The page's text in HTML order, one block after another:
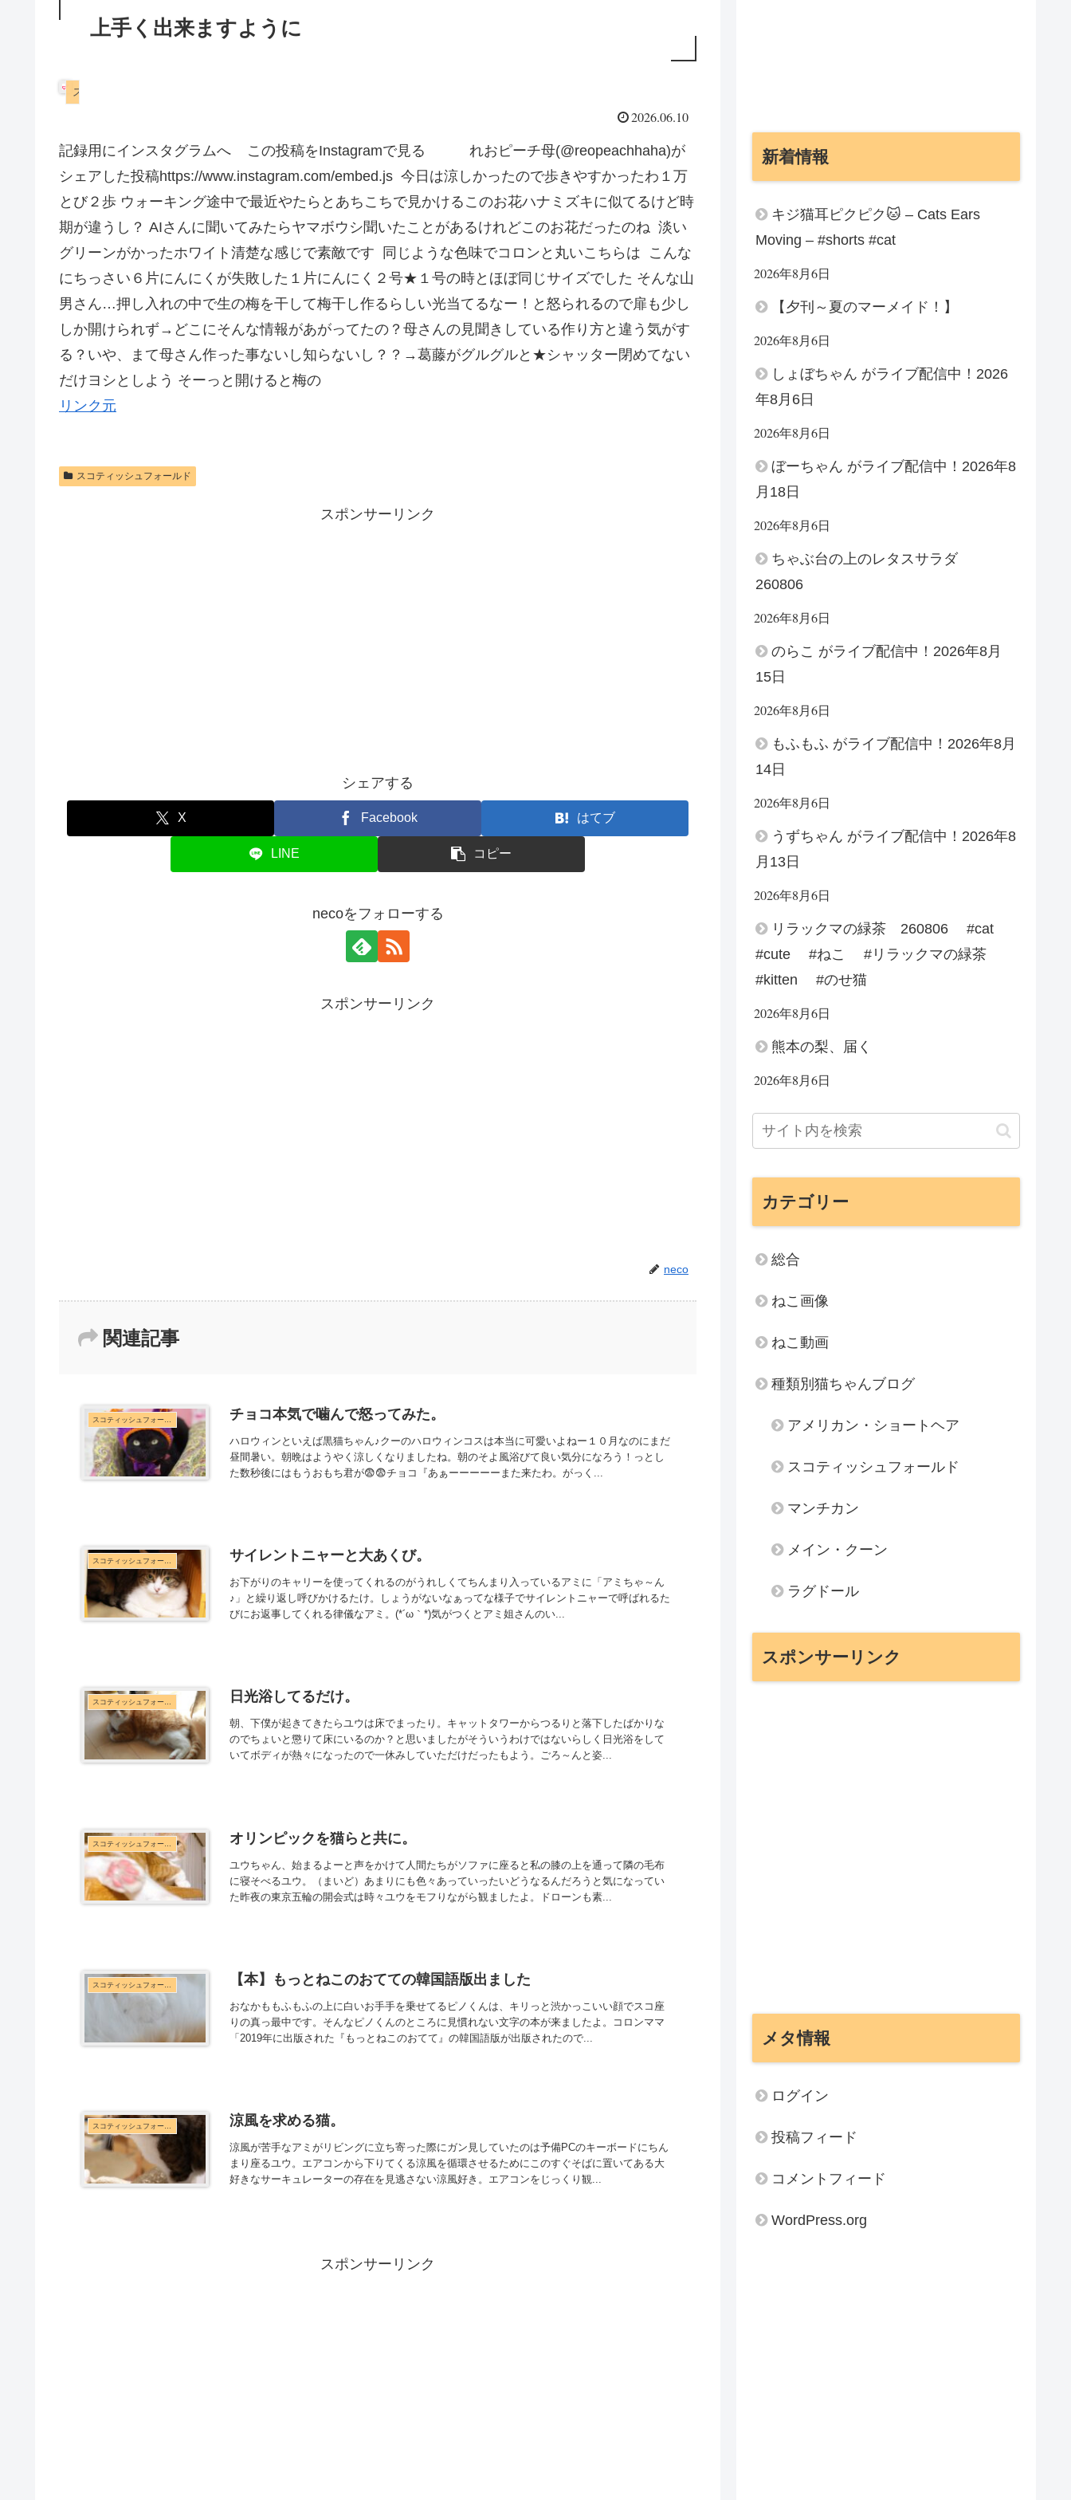
上手く出来ますように
スコティッシュフォールド
2026.06.10
記録用にインスタグラムへ この投稿をInstagramで見る れおピーチ母(@reopeachhaha)が
シェアした投稿https://www.instagram.com/embed.js 今日は涼しかったので歩きやすかったわ１万
とび２歩 ウォーキング途中で最近やたらとあちこちで見かけるこのお花ハナミズキに似てるけど時
期が違うし？ AIさんに聞いてみたらヤマボウシ聞いたことがあるけれどこのお花だったのね 淡い
グリーンがかったホワイト清楚な感じで素敵です 同じような色味でコロンと丸いこちらは こんな
にちっさい６片にんにくが失敗した１片にんにく２号★１号の時とほぼ同じサイズでした そんな山
男さん…押し入れの中で生の梅を干して梅干し作るらしい光当てるなー！と怒られるので扉も少し
しか開けられず→どこにそんな情報があがってたの？母さんの見聞きしている作り方と違う気がす
る？いや、まて母さん作った事ないし知らないし？？→葛藤がグルグルと★シャッター閉めてない
だけヨシとしよう そーっと開けると梅の
リンク元
スコティッシュフォールド
スポンサーリンク
シェアする
X Facebook はてブ
LINE コピー
necoをフォローする
スポンサーリンク
neco
関連記事
チョコ本気で噛んで怒ってみた。
ハロウィンといえば黒猫ちゃん♪クーのハロウィンコスは本当に可愛いよねー１０月なのにまだ
昼間暑い。朝晩はようやく涼しくなりましたね。朝のそよ風浴びて良い気分になろう！っとし
た数秒後にはもうおもち君が😨😨チョコ『あぁーーーーーまた来たわ。がっく...
サイレントニャーと大あくび。
お下がりのキャリーを使ってくれるのがうれしくてちんまり入っているアミに「アミちゃ～ん
♪」と繰り返し呼びかけるたけ。しょうがないなぁってな様子でサイレントニャーで呼ばれるた
びにお返事してくれる律儀なアミ。(*´ω｀*)気がつくとアミ姐さんのい...
スコティッシュフォールド 日光浴してるだけ。
朝、下僕が起きてきたらユウは床でまったり。キャットタワーからつるりと落下したばかりな
のでちょいと懲りて床にいるのか？と思いましたがそういうわけではないらしく日光浴をして
いてボディが熱々になったので一休みしていただけだったもよう。ごろ～んと姿...
オリンピックを猫らと共に。
ユウちゃん、始まるよーと声をかけて人間たちがソファに座ると私の膝の上を通って隣の毛布
に寝そべるユウ。（まいど）あまりにも色々あっていったいどうなるんだろうと気になってい
た昨夜の東京五輪の開会式は時々ユウをモフりながら観ましたよ。ドローンも素...
スコティッシュフォールド 【本】もっとねこのおてての韓国語版出ました
おなかももふもふの上に白いお手手を乗せてるピノくんは、キリっと渋かっこいい顔でスコ座
りの真っ最中です。そんなピノくんのところに見慣れない文字の本が来ましたよ。コロンママ
「2019年に出版された『もっとねこのおてて』の韓国語版が出版されたので...
スコティッシュフォールド 涼風を求める猫。
涼風が苦手なアミがリビングに立ち寄った際にガン見していたのは予備PCのキーボードにちん
まり座るユウ。エアコンから下りてくる涼風を循環させるためにこのすぐそばに置いてある大
好きなサーキュレーターの存在を見逃さない涼風好き。エアコンをじっくり観...
スポンサーリンク
新着情報
キジ猫耳ピクピク🐱 – Cats Ears
Moving – #shorts #cat
2026年8月6日
【夕刊～夏のマーメイド！】
2026年8月6日
しょぼちゃん がライブ配信中！2026
年8月6日
2026年8月6日
ぼーちゃん がライブ配信中！2026年8
月18日
2026年8月6日
ちゃぶ台の上のレタスサラダ
260806
2026年8月6日
のらこ がライブ配信中！2026年8月
15日
2026年8月6日
もふもふ がライブ配信中！2026年8月
14日
2026年8月6日
うずちゃん がライブ配信中！2026年8
月13日
2026年8月6日
リラックマの緑茶 260806 #cat
#cute #ねこ #リラックマの緑茶
#kitten #のせ猫
2026年8月6日
熊本の梨、届く
2026年8月6日
カテゴリー
総合
ねこ画像
ねこ動画
種類別猫ちゃんブログ
アメリカン・ショートヘア
スコティッシュフォールド
マンチカン
メイン・クーン
ラグドール
スポンサーリンク
メタ情報
ログイン
投稿フィード
コメントフィード
WordPress.org